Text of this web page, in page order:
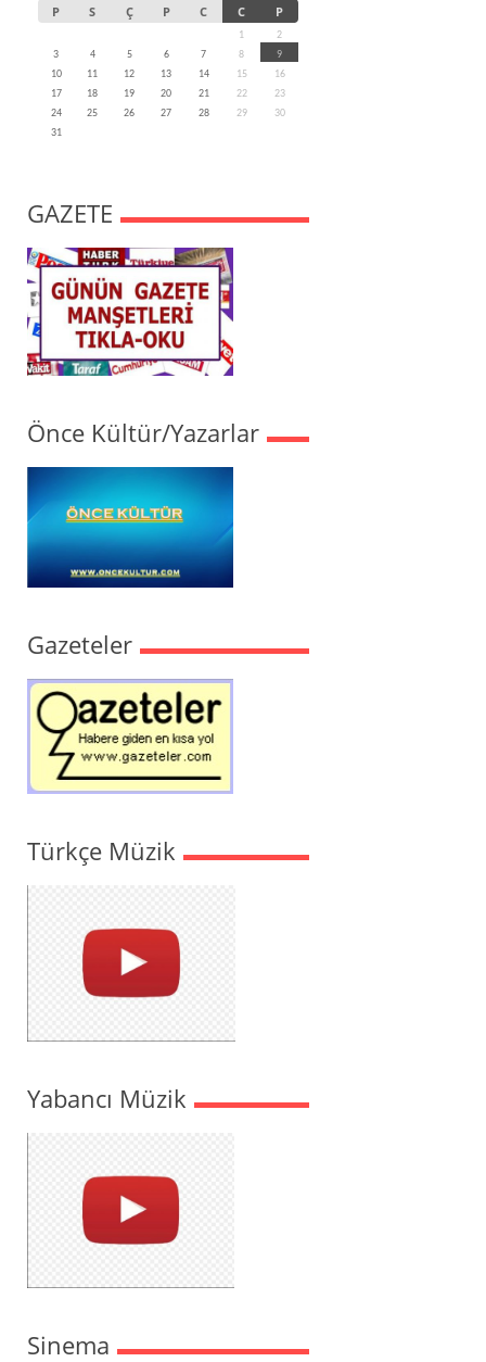
P S Ç P C C P
1
2
3
4 5 6 7 8
9
10
11 12 13 14 15
16
17
18 19 20 21 22
23
24
25 26 27 28 29
30
31
GAZETE
Önce Kültür/Yazarlar
Gazeteler
Türkçe Müzik
Yabancı Müzik
Sinema